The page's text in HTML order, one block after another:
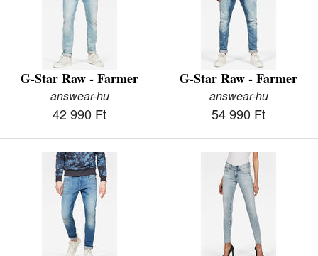
G-Star Raw - Farmer
answear-hu
42 990 Ft
G-Star Raw - Farmer
answear-hu
54 990 Ft